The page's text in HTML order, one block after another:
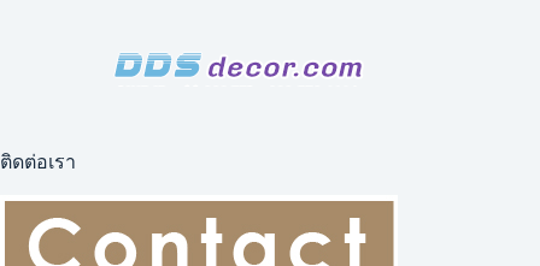
ติดต่อเรา